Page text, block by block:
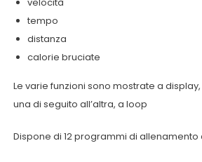
tempo
distanza
calorie bruciate
Le varie funzioni sono mostrate a
una di seguito all’altra, a loop
Dispone di 12 programmi di